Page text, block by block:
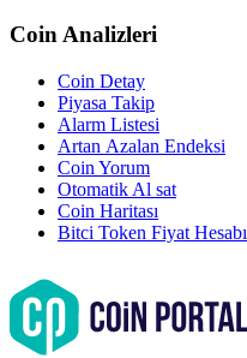
Coin Analizleri
Coin Detay
Piyasa Takip
Alarm Listesi
Artan Azalan Endeksi
Coin Yorum
Otomatik Al sat
Coin Haritası
Bitci Token Fiyat Hesabı